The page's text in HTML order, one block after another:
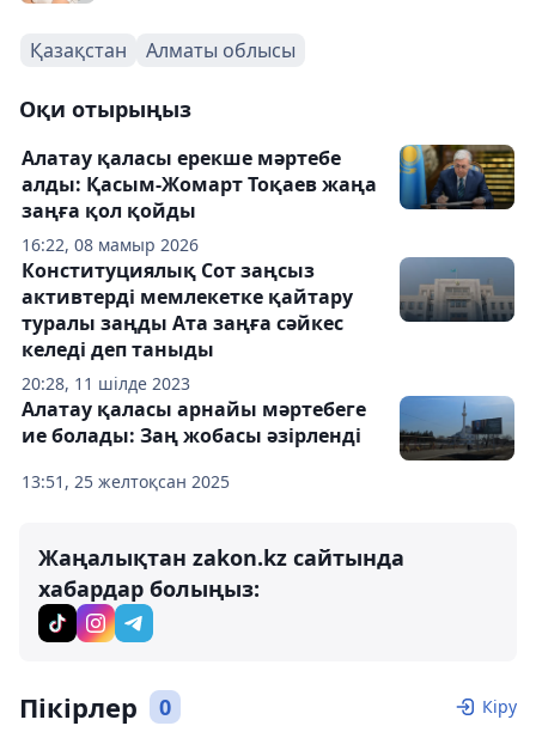
Қазақстан Алматы облысы
Оқи отырыңыз
16:22, 08 мамыр 2026
Алатау қаласы ерекше мәртебе
алды: Қасым-Жомарт Тоқаев жаңа
заңға қол қойды
20:28, 11 шілде 2023
Конституциялық Сот заңсыз
активтерді мемлекетке қайтару
туралы заңды Ата заңға сәйкес
келеді деп таныды
13:51, 25 желтоқсан 2025
Алатау қаласы арнайы мәртебеге
ие болады: Заң жобасы әзірленді
Жаңалықтан zakon.kz сайтында
хабардар болыңыз:
Пікірлер 0 Кіру